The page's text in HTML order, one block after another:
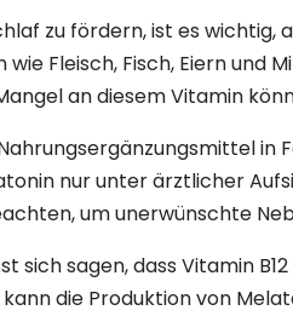
zu fördern, ist es wichtig,
Fleisch, Fisch, Eiern und
an diesem Vitamin
nur unter ärztlicher
um unerwünschte
sich sagen, dass Vitamin
kann die Produktion von